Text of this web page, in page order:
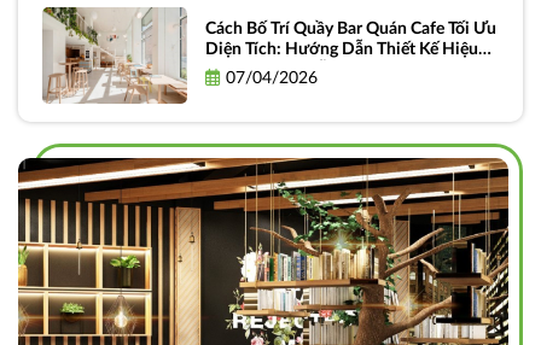
Cách Bố Trí Quầy Bar Quán Cafe Tối Ưu
Diện Tích: Hướng Dẫn Thiết Kế Hiệu
Quả và Thực Tiễn
07/04/2026